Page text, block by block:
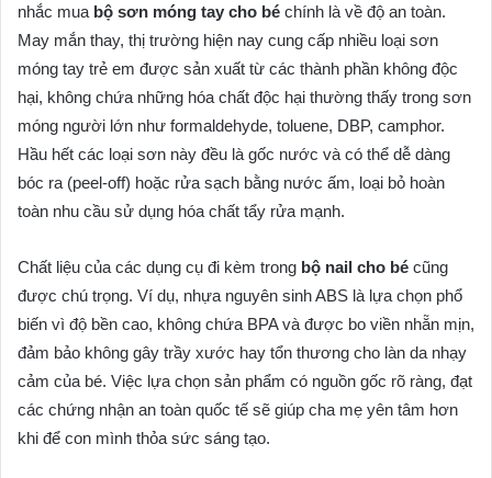
nhắc mua bộ sơn móng tay cho bé chính là về độ an toàn.
May mắn thay, thị trường hiện nay cung cấp nhiều loại sơn
móng tay trẻ em được sản xuất từ các thành phần không độc
hại, không chứa những hóa chất độc hại thường thấy trong sơn
móng người lớn như formaldehyde, toluene, DBP, camphor.
Hầu hết các loại sơn này đều là gốc nước và có thể dễ dàng
bóc ra (peel-off) hoặc rửa sạch bằng nước ấm, loại bỏ hoàn
toàn nhu cầu sử dụng hóa chất tẩy rửa mạnh.
Chất liệu của các dụng cụ đi kèm trong bộ nail cho bé cũng
được chú trọng. Ví dụ, nhựa nguyên sinh ABS là lựa chọn phổ
biến vì độ bền cao, không chứa BPA và được bo viền nhẵn mịn,
đảm bảo không gây trầy xước hay tổn thương cho làn da nhạy
cảm của bé. Việc lựa chọn sản phẩm có nguồn gốc rõ ràng, đạt
các chứng nhận an toàn quốc tế sẽ giúp cha mẹ yên tâm hơn
khi để con mình thỏa sức sáng tạo.